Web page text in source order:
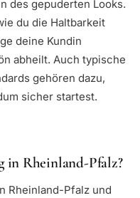
des gepuderten Looks.
du die Haltbarkeit
deine Kundin
abheilt. Auch typische
gehören dazu,
sicher startest.
in Rheinland-Pfalz?
Rheinland-Pfalz und